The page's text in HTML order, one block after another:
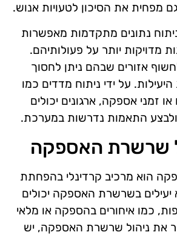
מפחית את הסיכון לטעויות אנוש.
ניתוח נתונים מתקדמות מאפשרות
מדויקות יותר על פעולותיהם.
אזורים שבהם ניתן לחסוך
על ידי ניתוח מדדים כמו
זמני אספקה, ארגונים יכולים
ולבצע התאמות נדרשות במערכת.
שרשרת האספקה
הוא מרכיב קרדינלי בהפחתת
יעילים בשרשרת האספקה יכולים
כמו איחורים בהספקה או מלאי
את ניהול שרשרת האספקה, יש